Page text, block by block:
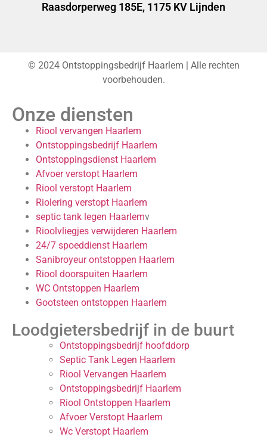
Raasdorperweg 185E, 1175 KV Lijnden
© 2024 Ontstoppingsbedrijf Haarlem | Alle rechten
voorbehouden.
Onze diensten
Riool vervangen Haarlem
Ontstoppingsbedrijf Haarlem
Ontstoppingsdienst Haarlem
Afvoer verstopt Haarlem
Riool verstopt Haarlem
Riolering verstopt Haarlem
septic tank legen Haarlemv
Rioolvliegjes verwijderen Haarlem
24/7 spoeddienst Haarlem
Sanibroyeur ontstoppen Haarlem
Riool doorspuiten Haarlem
WC Ontstoppen Haarlem
Gootsteen ontstoppen Haarlem
Loodgietersbedrijf in de buurt
Ontstoppingsbedrijf hoofddorp
Septic Tank Legen Haarlem
Riool Vervangen Haarlem
Ontstoppingsbedrijf Haarlem
Riool Ontstoppen Haarlem
Afvoer Verstopt Haarlem
Wc Verstopt Haarlem